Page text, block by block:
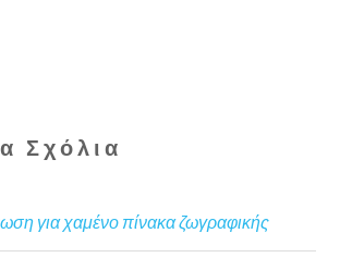
Σχόλια
για χαμένο πίνακα ζωγραφικής